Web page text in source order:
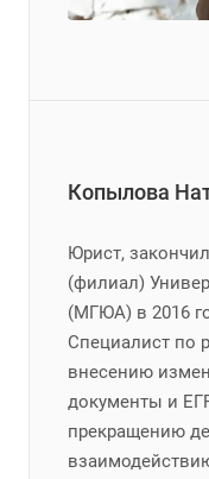
Копылова
Юрист,
(филиал)
(МГЮА) в 2016
Специалист по
внесению
документы и
прекращению